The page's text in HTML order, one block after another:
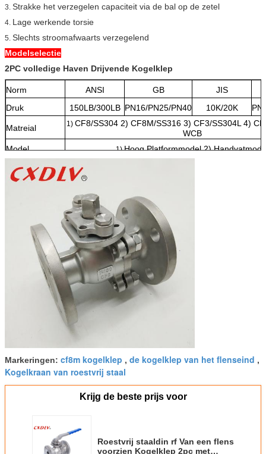
3. Strakke het verzegelen capaciteit via de bal op de zetel
4. Lage werkende torsie
5. Slechts stroomafwaarts verzegelend
Modelselectie
2PC volledige Haven Drijvende Kogelklep
Norm ANSI GB
JIS
Druk
150LB/300LB PN16/PN25/PN40 10K/20K
Matreial 1) CF8/SS304 2) CF8M/SS316 3) CF3/SS304L 4)
WCB
Model
1)Hoog Platformmodel 2)
Markeringen: cf8m kogelklep , de kogelklep van het flenseind ,
Kogelkraan van roestvrij staal
Krijg de beste prijs voor
Roestvrij staaldin rf Van een flens
voorzien Kogelklep 2pc met